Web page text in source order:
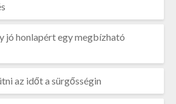
jó honlapért egy megbízható
az időt a sürgősségin